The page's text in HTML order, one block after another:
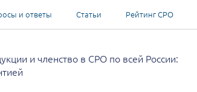
и ответы Статьи Рейтинг СРО
и членство в СРО по всей России: